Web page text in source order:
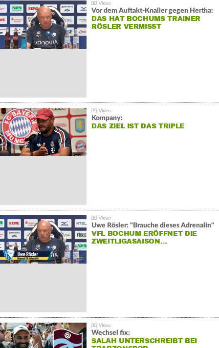
Vor dem Auftakt-Knaller gegen Hertha:
DAS HAT BOCHUMS TRAINER
RÖSLER VERMISST
Kompany:
DAS ZIEL IST DAS TRIPLE
Uwe Rösler: "Brauche dieses Adrenalin"
VFL BOCHUM ERÖFFNET DIE
ZWEITLIGASAISON…
Wechsel fix:
SALAH UNTERSCHREIBT BEI